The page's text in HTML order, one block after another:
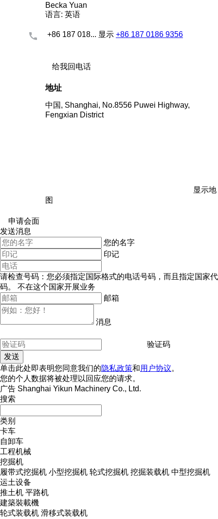
Becka Yuan
语言: 英语
+86 187 018... 显示 +86 187 0186 9356
给我回电话
地址
中国, Shanghai, No.8556 Puwei Highway,
Fengxian District
显示地
图
申请会面
发送消息
您的名字
印记
请检查号码：您必须指定国际格式的电话号码，而且指定国家代
码。
不在这个国家开展业务
邮箱
消息
验证码
单击此处即表明您同意我们的隐私政策和用户协议。
您的个人数据将被处理以回应您的请求。
广告 Shanghai Yikun Machinery Co., Ltd.
搜索
类别
卡车
自卸车
工程机械
挖掘机
履带式挖掘机 小型挖掘机 轮式挖掘机 挖掘装载机 中型挖掘机
运土设备
推土机 平路机
建築裝載機
轮式装载机 滑移式装载机